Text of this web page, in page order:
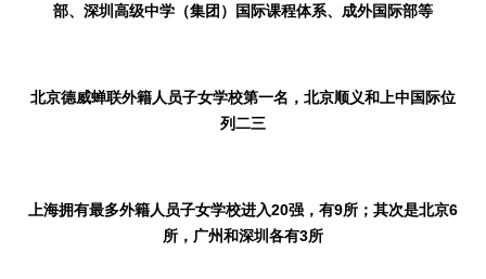
部、深圳高级中学（集团）国际课程体系、成外国际部等
北京德威蝉联外籍人员子女学校第一名，北京顺义和上中国际位
列二三
上海拥有最多外籍人员子女学校进入20强，有9所；其次是北京6
所，广州和深圳各有3所